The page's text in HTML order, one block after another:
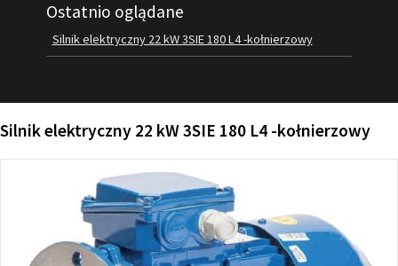
Ostatnio oglądane
Silnik elektryczny 22 kW 3SIE 180 L4 -kołnierzowy
Silnik elektryczny 22 kW 3SIE 180 L4 -kołnierzowy